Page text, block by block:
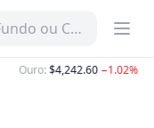
ou Categoria
Ouro:$4,242.60−1.02%